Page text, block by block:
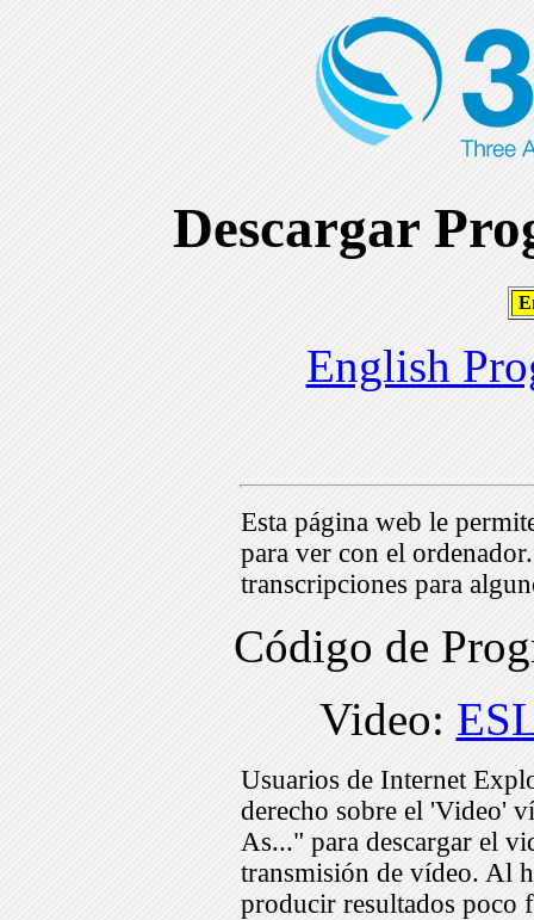
Descargar
English
Esta página web le
para ver con el
transcripciones para
Código de
Video:
Usuarios de Internet
derecho sobre el 'Video'
As..." para descargar el
transmisión de vídeo. Al
producir resultados poco